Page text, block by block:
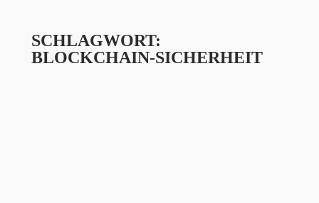
SCHLAGWORT:
BLOCKCHAIN-SICHERHEIT